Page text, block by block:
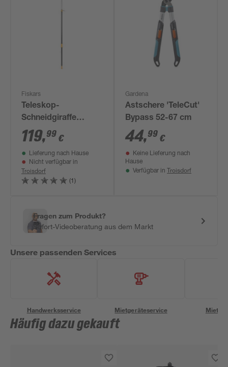
Fiskars
Teleskop-
Schneidgiraffe
Fiskars Bypass
UPX86
119,99 €
Lieferung nach Hause
Nicht verfügbar in
Troisdorf
(1)
Gardena
Astschere 'TeleCut'
Bypass 52-67 cm
44,99 €
Keine Lieferung nach
Hause
Verfügbar in Troisdorf
Fragen zum Produkt?
Sofort-Videoberatung aus dem Markt
Unsere passenden Services
Handwerksservice Mietgeräteservice
Häufig dazu gekauft